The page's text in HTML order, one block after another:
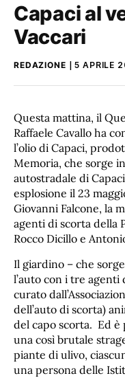
Capaci al
Vaccari
REDAZIONE 5 APRILE
Questa mattina, il
Raffaele Cavallo ha
l’olio di Capaci,
Memoria, che sorge
autostradale di
esplosione il 23
Giovanni Falcone, la
agenti di scorta della
Rocco Dicillo e
Il giardino – che
l’auto con i tre agenti
curato
dell’auto di scorta)
del capo scorta. Ed
una così brutale
piante di ulivo,
una persona delle